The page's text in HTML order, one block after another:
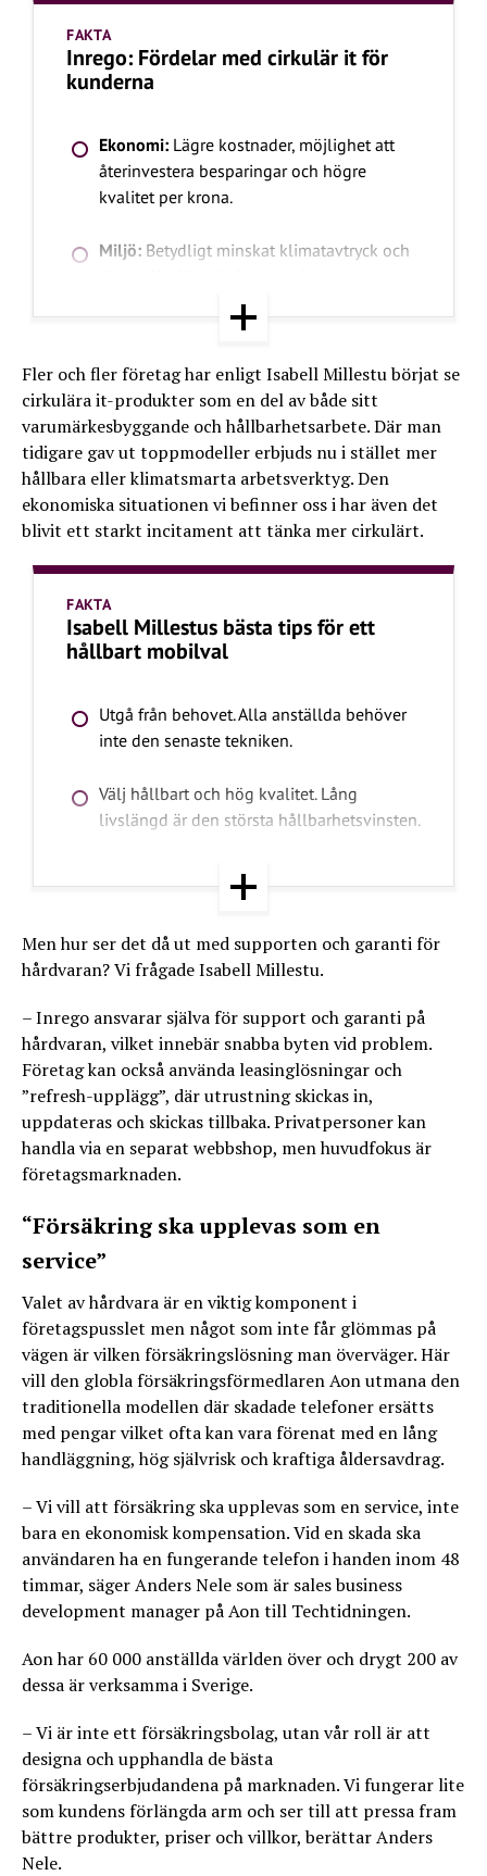
FAKTA
Inrego: Fördelar med cirkulär it för
kunderna
Ekonomi: Lägre kostnader, möjlighet att
återinvestera besparingar och högre
kvalitet per krona.
Miljö: Betydligt minskat klimatavtryck och
Rekonditionerade produkter har
noggrann testning.
Säkerhet:Varje produkt rensas på data
eller förstörs, och processen dokumenteras
med certifikat.
Fler och fler företag har enligt Isabell Millestu börjat se
cirkulära it-produkter som en del av både sitt
varumärkesbyggande och hållbarhetsarbete. Där man
tidigare gav ut toppmodeller erbjuds nu i stället mer
hållbara eller klimatsmarta arbetsverktyg. Den
ekonomiska situationen vi befinner oss i har även det
blivit ett starkt incitament att tänka mer cirkulärt.
FAKTA
Isabell Millestus bästa tips för ett
hållbart mobilval
Utgå från behovet. Alla anställda behöver
inte den senaste tekniken.
Välj hållbart och hög kvalitet. Lång
livslängd är den största hållbarhetsvinsten.
Inkludera rekonditionerat som alternativ.
Det är billigare, hållbarare och ofta mer
Men hur ser det då ut med supporten och garanti för
hårdvaran? Vi frågade Isabell Millestu.
– Inrego ansvarar själva för support och garanti på
hårdvaran, vilket innebär snabba byten vid problem.
Företag kan också använda leasinglösningar och
”refresh-upplägg”, där utrustning skickas in,
uppdateras och skickas tillbaka. Privatpersoner kan
handla via en separat webbshop, men huvudfokus är
företagsmarknaden.
“Försäkring ska upplevas som en
service”
Valet av hårdvara är en viktig komponent i
företagspusslet men något som inte får glömmas på
vägen är vilken försäkringslösning man överväger. Här
vill den globla försäkringsförmedlaren Aon utmana den
traditionella modellen där skadade telefoner ersätts
med pengar vilket ofta kan vara förenat med en lång
handläggning, hög självrisk och kraftiga åldersavdrag.
– Vi vill att försäkring ska upplevas som en service, inte
bara en ekonomisk kompensation. Vid en skada ska
användaren ha en fungerande telefon i handen inom 48
timmar, säger Anders Nele som är sales business
development manager på Aon till Techtidningen.
Aon har 60 000 anställda världen över och drygt 200 av
dessa är verksamma i Sverige.
– Vi är inte ett försäkringsbolag, utan vår roll är att
designa och upphandla de bästa
försäkringserbjudandena på marknaden. Vi fungerar lite
som kundens förlängda arm och ser till att pressa fram
bättre produkter, priser och villkor, berättar Anders
Nele.